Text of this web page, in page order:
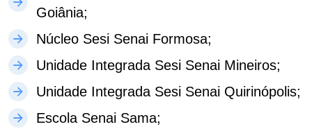
Goiânia;
Núcleo Sesi Senai Formosa;
Unidade Integrada Sesi Senai Mineiros;
Unidade Integrada Sesi Senai Quirinópolis;
Escola Senai Sama;